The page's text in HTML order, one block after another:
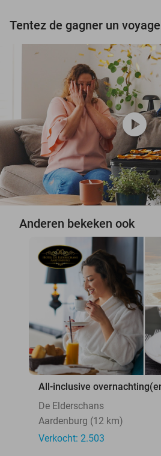
play_circle
Anderen bekeken ook
All-inclusive
De Elderschans
Aardenburg (12 km)
Verkocht: 2.503